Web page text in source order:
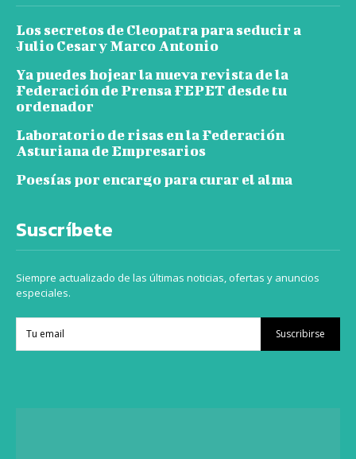
Los secretos de Cleopatra para seducir a
Julio Cesar y Marco Antonio
Ya puedes hojear la nueva revista de la
Federación de Prensa FEPET desde tu
ordenador
Laboratorio de risas en la Federación
Asturiana de Empresarios
Poesías por encargo para curar el alma
Suscríbete
Siempre actualizado de las últimas noticias, ofertas y anuncios
especiales.
Suscribirse